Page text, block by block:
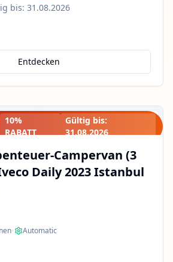
bis: 31.08.2026
Entdecken
10%
RABATT
Gültig bis:
31.08.2026
Campervan (3
Daily 2023 Istanbul
• Automatic